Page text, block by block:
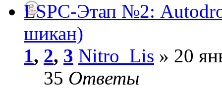
LSPC-Этап №2:
шикан)
1, 2, 3 Nitro_Lis » 20
35 Ответы